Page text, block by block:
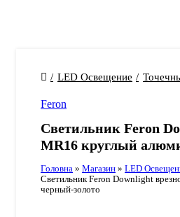
LED Освещение
Feron
Светильник Feron
MR16 круглый
Головна » Магазин » LED
Светильник Feron Downlight
черный-золото